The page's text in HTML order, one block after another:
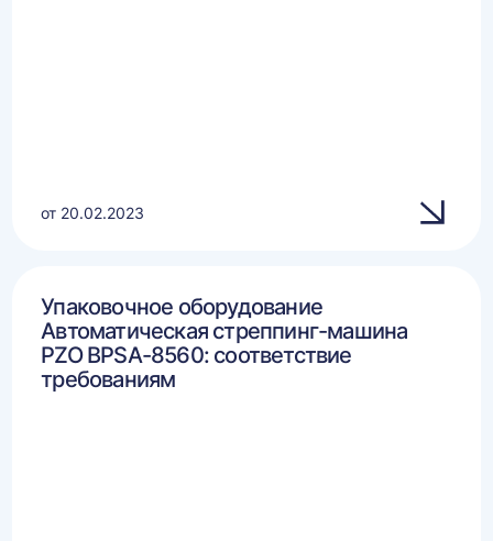
от 20.02.2023
Упаковочное оборудование
Автоматическая стреппинг-машина
PZO BPSA-8560: соответствие
требованиям